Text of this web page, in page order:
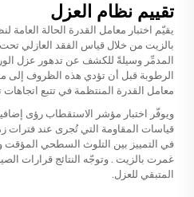
تقييم نظام العزل
يقيّم اختبار معامل القدرة الحالة
بالزيت من خلال قياس الفقد العازلي تحت
المدمِّر وسيلةً للكشف عن تدهور عزل
الرطوبة قبل أن تؤدي هذه الظروف إلى
معامل القدرة المنتظمة في تتبع
ويوفّر اختبار مؤشر الاستقطاب رؤى
قياسات المقاومة التي تُجرى عند فترات
في التمييز بين التلوث السطحي المؤقت
غمرت بالزيت . وتوجّه النتائج قرارات
المتبقي للعزل.